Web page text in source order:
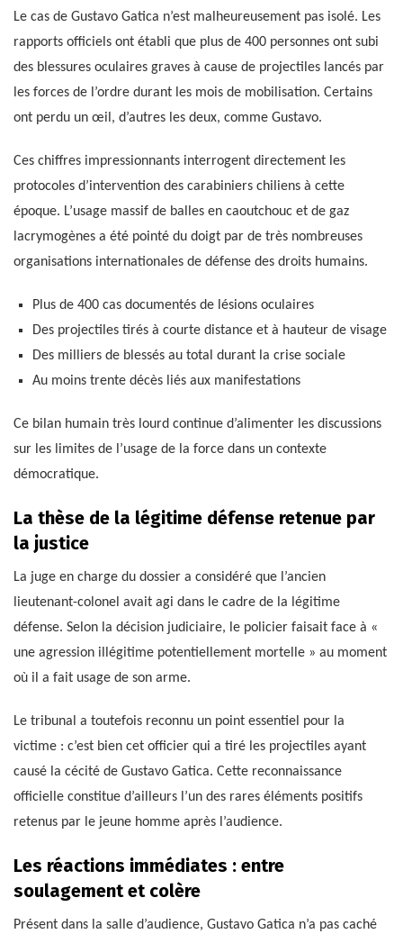
Le cas de Gustavo Gatica n’est malheureusement pas isolé. Les
rapports officiels ont établi que plus de 400 personnes ont subi
des blessures oculaires graves à cause de projectiles lancés par
les forces de l’ordre durant les mois de mobilisation. Certains
ont perdu un œil, d’autres les deux, comme Gustavo.
Ces chiffres impressionnants interrogent directement les
protocoles d’intervention des carabiniers chiliens à cette
époque. L’usage massif de balles en caoutchouc et de gaz
lacrymogènes a été pointé du doigt par de très nombreuses
organisations internationales de défense des droits humains.
Plus de 400 cas documentés de lésions oculaires
Des projectiles tirés à courte distance et à hauteur de visage
Des milliers de blessés au total durant la crise sociale
Au moins trente décès liés aux manifestations
Ce bilan humain très lourd continue d’alimenter les discussions
sur les limites de l’usage de la force dans un contexte
démocratique.
La thèse de la légitime défense retenue par
la justice
La juge en charge du dossier a considéré que l’ancien
lieutenant-colonel avait agi dans le cadre de la légitime
défense. Selon la décision judiciaire, le policier faisait face à «
une agression illégitime potentiellement mortelle » au moment
où il a fait usage de son arme.
Le tribunal a toutefois reconnu un point essentiel pour la
victime : c’est bien cet officier qui a tiré les projectiles ayant
causé la cécité de Gustavo Gatica. Cette reconnaissance
officielle constitue d’ailleurs l’un des rares éléments positifs
retenus par le jeune homme après l’audience.
Les réactions immédiates : entre
soulagement et colère
Présent dans la salle d’audience, Gustavo Gatica n’a pas caché